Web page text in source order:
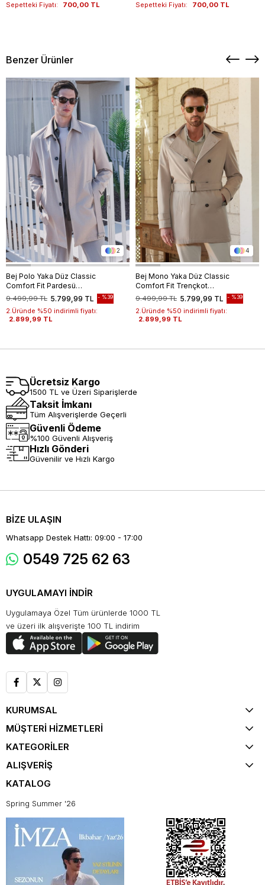
Sepetteki Fiyatı: 700,00 TL Sepetteki Fiyatı: 700,00 TL
Benzer Ürünler
2
Bej Polo Yaka Düz Classic
Comfort Fit Pardesü
1006260151
5.799,99 TL
9.499,99 TL %39
2.Üründe %50 indirimli fiyatı:
2.899,99 TL
4
Bej Mono Yaka Düz Classic
Comfort Fit Trençkot
1006260150
5.799,99 TL
9.499,99 TL %39
2.Üründe %50 indirimli fiyatı:
2.899,99 TL
Ücretsiz Kargo
1500 TL ve Üzeri Siparişlerde
Taksit İmkanı
Tüm Alışverişlerde Geçerli
Güvenli Ödeme
%100 Güvenli Alışveriş
Hızlı Gönderi
Güvenilir ve Hızlı Kargo
BİZE ULAŞIN
Whatsapp Destek Hattı: 09:00 - 17:00
0549 725 62 63
UYGULAMAYI İNDİR
Uygulamaya Özel Tüm ürünlerde 1000 TL
ve üzeri ilk alışverişte 100 TL indirim
KURUMSAL
MÜŞTERİ HİZMETLERİ
KATEGORİLER
ALIŞVERİŞ
KATALOG
Spring Summer '26